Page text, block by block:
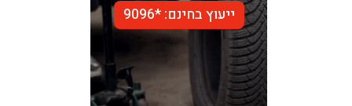
ייעוץ בחינם: *9096